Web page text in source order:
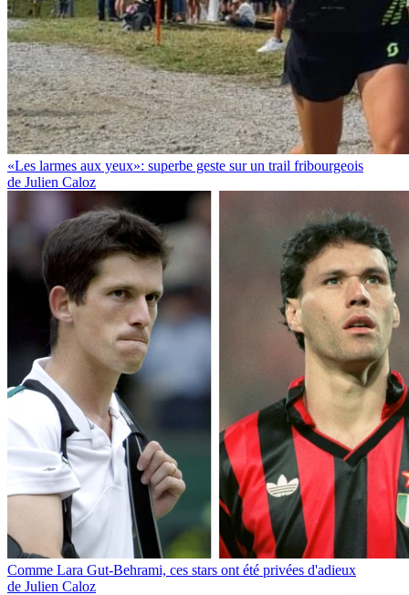
«Les larmes aux yeux»: superbe geste sur un trail fribourgeois
de Julien Caloz
Comme Lara Gut-Behrami, ces stars ont été privées d'adieux
de Julien Caloz